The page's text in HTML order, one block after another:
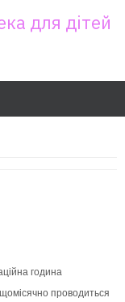
для дітей
година
проводиться